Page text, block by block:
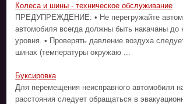
Колеса и шины - техническое обслуживание
ПРЕДУПРЕЖДЕНИЕ: • Не перегружайте
автомобиля всегда должны быть накачаны до
уровня. • Проверять давление воздуха
шинах (температуры окружаю ...
Буксировка
Для перемещения неисправного автомобиля
расстояния следует обращаться в